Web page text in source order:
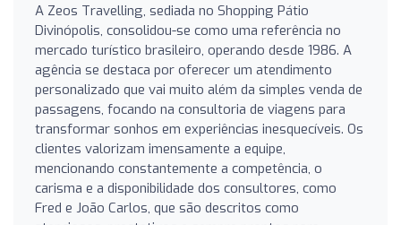
A Zeos Travelling, sediada no Shopping Pátio
Divinópolis, consolidou-se como uma referência no
mercado turístico brasileiro, operando desde 1986. A
agência se destaca por oferecer um atendimento
personalizado que vai muito além da simples venda de
passagens, focando na consultoria de viagens para
transformar sonhos em experiências inesquecíveis. Os
clientes valorizam imensamente a equipe,
mencionando constantemente a competência, o
carisma e a disponibilidade dos consultores, como
Fred e João Carlos, que são descritos como